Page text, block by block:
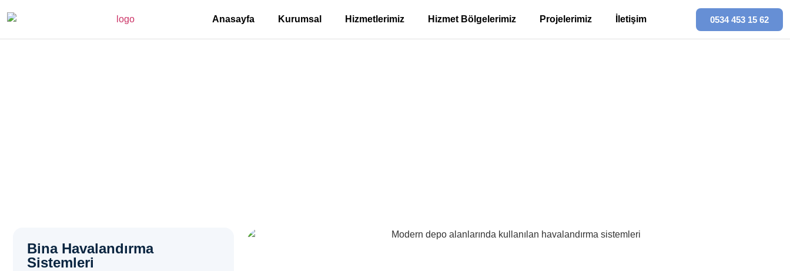
Anasayfa Kurumsal Hizmetlerimiz Hizmet Bölgelerimiz Projelerimiz İletişim 0534 453 15 62
Bina Havalandırma
Sistemleri